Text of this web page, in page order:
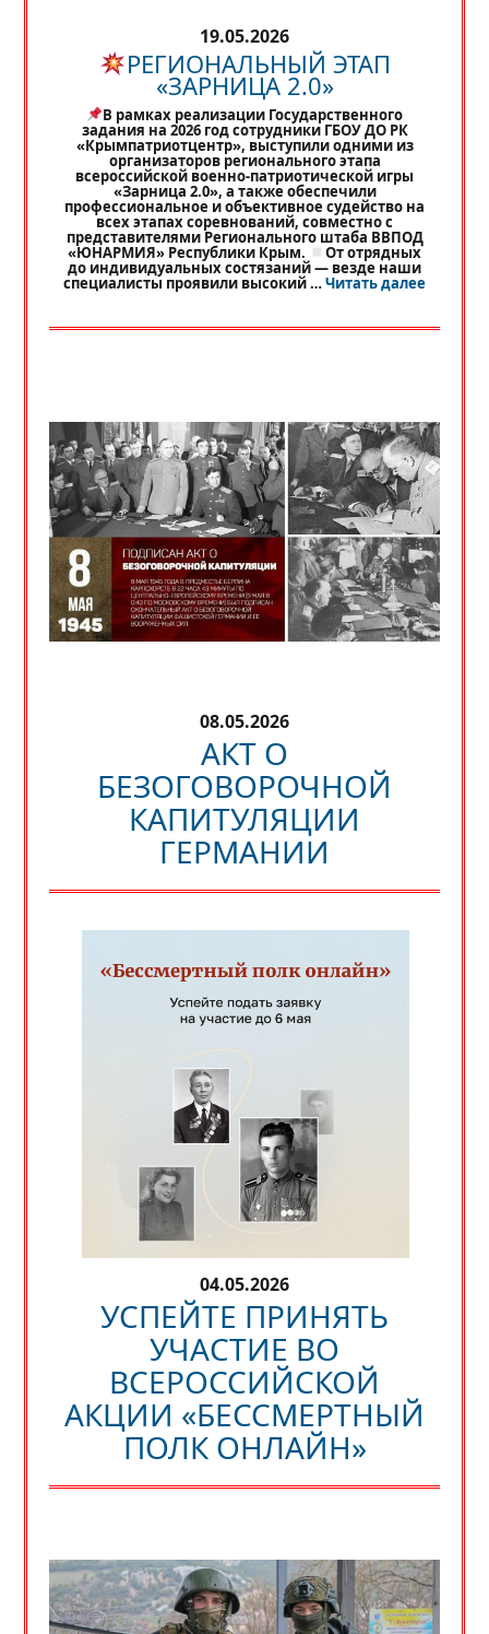
19.05.2026
РЕГИОНАЛЬНЫЙ ЭТАП
«ЗАРНИЦА 2.0»
В рамках реализации Государственного
задания на 2026 год сотрудники ГБОУ ДО РК
«Крымпатриотцентр», выступили одними из
организаторов регионального этапа
всероссийской военно-патриотической игры
«Зарница 2.0», а также обеспечили
профессиональное и объективное судейство на
всех этапах соревнований, совместно с
представителями Регионального штаба ВВПОД
«ЮНАРМИЯ» Республики Крым. От отрядных
до индивидуальных состязаний — везде наши
специалисты проявили высокий …Читать далее«
08.05.2026
АКТ О
БЕЗОГОВОРОЧНОЙ
КАПИТУЛЯЦИИ
ГЕРМАНИИ
04.05.2026
УСПЕЙТЕ ПРИНЯТЬ
УЧАСТИЕ ВО
ВСЕРОССИЙСКОЙ
АКЦИИ «БЕССМЕРТНЫЙ
ПОЛК ОНЛАЙН»